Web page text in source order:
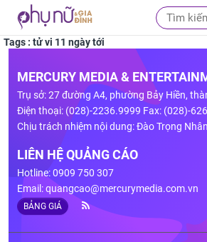
Tags : tử vi 11 ngày tới
MERCURY MEDIA &
Trụ sở: 27 đường A4, phường Bảy Hiền,
Điện thoại: (028)-2236.9999 Fax: (028)-
Chịu trách nhiệm nội dung: Đào Trọng Nhân
LIÊN HỆ QUẢNG CÁO
Hotline: 0909 750 307
Email:quangcao@mercurymedia.com.vn
BẢNG GIÁ